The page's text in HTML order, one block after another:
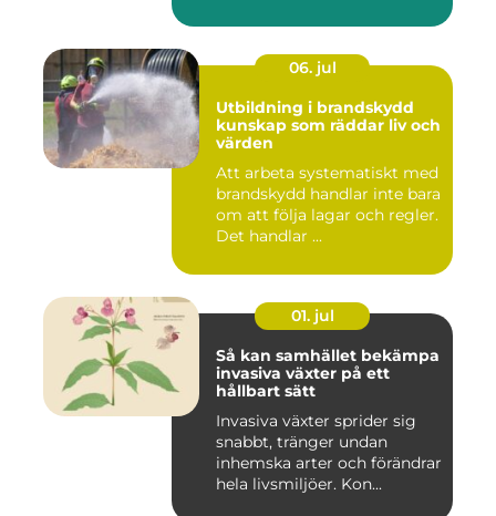
06. jul
Utbildning i brandskydd
kunskap som räddar liv och
värden
Att arbeta systematiskt med
brandskydd handlar inte bara
om att följa lagar och regler.
Det handlar ...
01. jul
Så kan samhället bekämpa
invasiva växter på ett
hållbart sätt
Invasiva växter sprider sig
snabbt, tränger undan
inhemska arter och förändrar
hela livsmiljöer. Kon...